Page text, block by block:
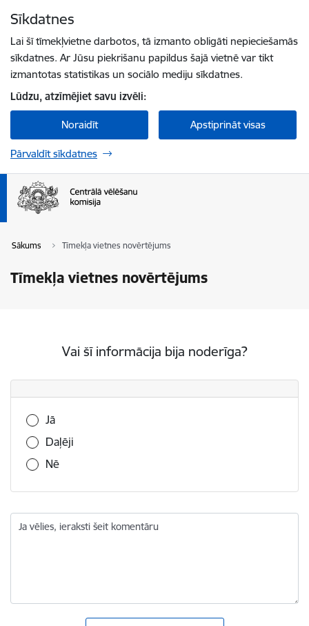
Sīkdatnes
Lai šī tīmekļvietne darbotos, tā izmanto obligāti nepieciešamās
sīkdatnes. Ar Jūsu piekrišanu papildus šajā vietnē var tikt
izmantotas statistikas un sociālo mediju sīkdatnes.
Lūdzu, atzīmējiet savu izvēli:
Noraidīt Apstiprināt visas
Pārvaldīt sīkdatnes
Sākums Tīmekļa vietnes novērtējums
Tīmekļa vietnes novērtējums
Vai šī informācija bija noderīga?
Vai šī informācija bija noderīga?
Jā
Daļēji
Nē
Ja vēlies, ieraksti šeit komentāru